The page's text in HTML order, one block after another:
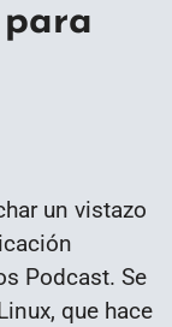
un vistazo
Podcast. Se
que hace